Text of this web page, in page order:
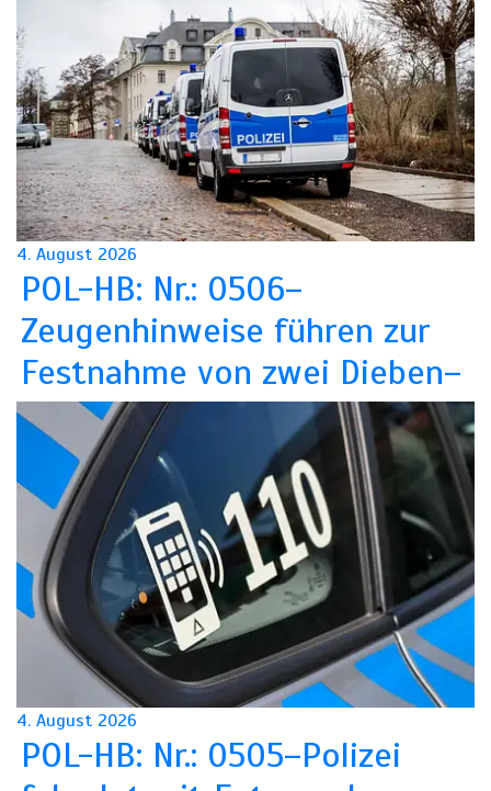
4. August 2026
POL-HB: Nr.: 0506–
Zeugenhinweise führen zur
Festnahme von zwei Dieben–
4. August 2026
POL-HB: Nr.: 0505–Polizei